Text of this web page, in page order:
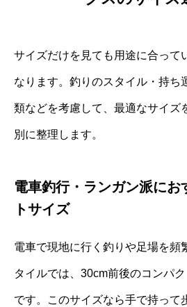
サイズだけを見ても用途に合って
なります。釣りのスタイル・持ち
類などを考慮して、最適なサイズ
別に整理します。
電車釣行・ランガン派にお
トサイズ
電車で現地に行く釣りや足場を頻
タイルでは、30cm前後のコンパ
です。このサイズなら手で持って